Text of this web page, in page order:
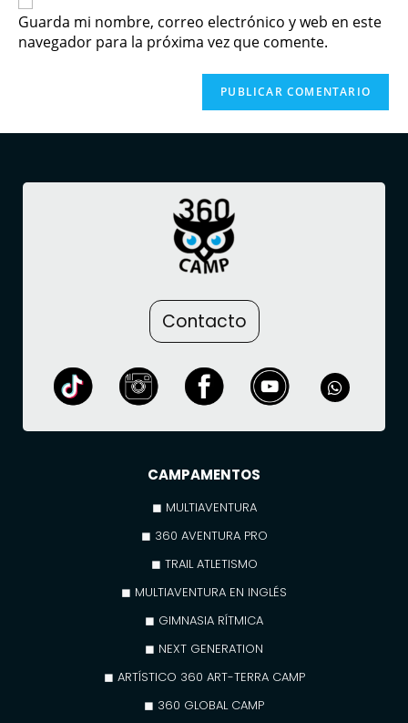
Guarda mi nombre, correo electrónico y web en este
navegador para la próxima vez que comente.
Contacto
CAMPAMENTOS
◼ MULTIAVENTURA
◼ 360 AVENTURA PRO
◼ TRAIL ATLETISMO
◼ MULTIAVENTURA EN INGLÉS
◼ GIMNASIA RÍTMICA
◼ NEXT GENERATION
◼ ARTÍSTICO 360 ART-TERRA CAMP
◼ 360 GLOBAL CAMP